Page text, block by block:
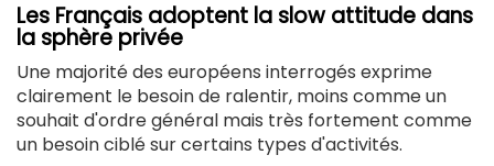
Les Français adoptent la slow attitude dans
la sphère privée
Une majorité des européens interrogés exprime
clairement le besoin de ralentir, moins comme un
souhait d'ordre général mais très fortement comme
un besoin ciblé sur certains types d'activités.